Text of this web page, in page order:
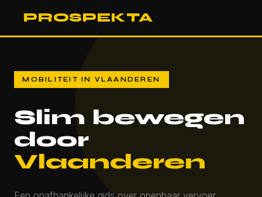
PROSPEKTA
MOBILITEIT IN VLAANDEREN
Slim bewegen
door
Vlaanderen